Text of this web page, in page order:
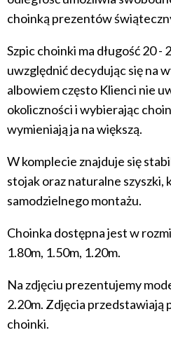
choinką prezentów
Szpic choinki ma długość 20 -
uwzględnić decydując się na
albowiem często Klienci nie
okoliczności i wybierając
wymieniają ja na większą.
W komplecie znajduje się
stojak oraz naturalne szyszki,
samodzielnego montażu.
Choinka dostępna jest w
1.80m, 1.50m, 1.20m.
Na zdjęciu prezentujemy
2.20m. Zdjęcia przedstawiają
choinki.